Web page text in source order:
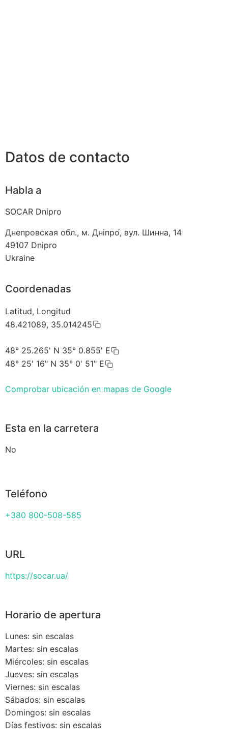
Datos de contacto
Habla a
SOCAR Dnipro
Днепровская обл., м. Дніпро́, вул. Шинна, 14
49107 Dnipro
Ukraine
Coordenadas
Latitud, Longitud
48.421089, 35.014245
48° 25.265' N 35° 0.855' E
48° 25' 16" N 35° 0' 51" E
Comprobar ubicación en mapas de Google
Esta en la carretera
No
Teléfono
+380 800-508-585
URL
https://socar.ua/
Horario de apertura
Lunes: sin escalas
Martes: sin escalas
Miércoles: sin escalas
Jueves: sin escalas
Viernes: sin escalas
Sábados: sin escalas
Domingos: sin escalas
Días festivos: sin escalas